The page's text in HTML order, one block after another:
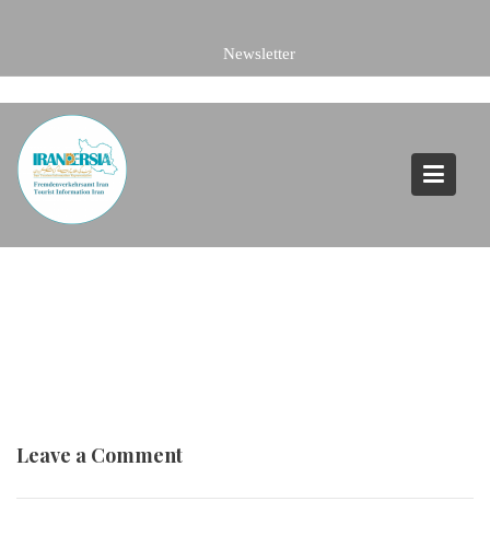
Leave a Comment